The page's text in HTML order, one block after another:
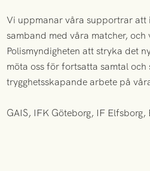
Vi uppmanar våra supportrar att
samband med våra matcher,
Polismyndigheten att stryka det
möta oss för fortsatta samtal
trygghetsskapande arbete på
GAIS, IFK Göteborg, IF Elfsborg,